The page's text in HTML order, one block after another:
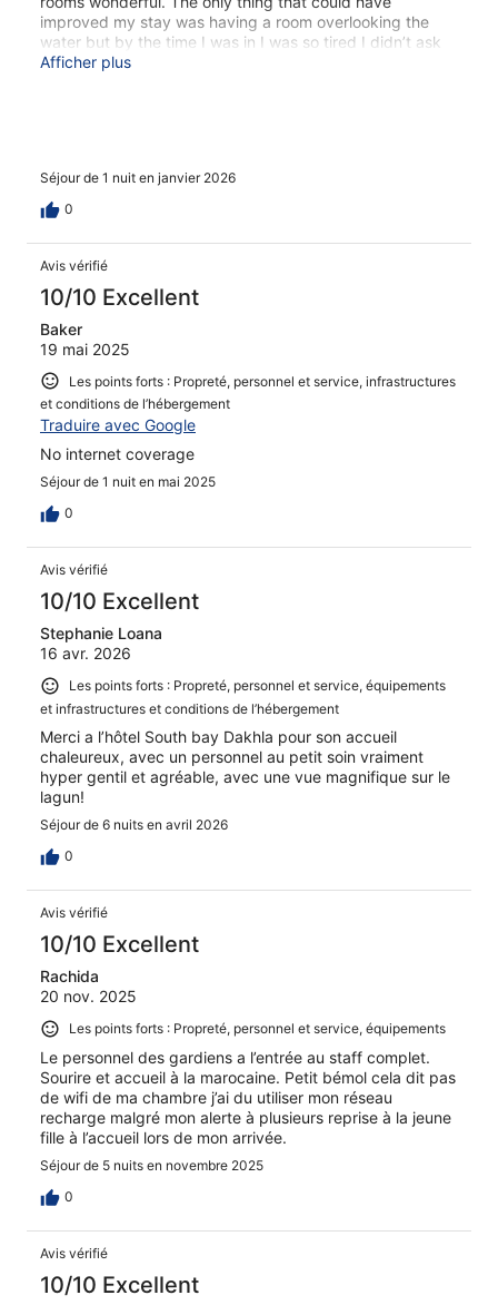
improved my stay was having a room overlooking the
water but by the time I was in I was so tired I didn’t ask
to change. I’d love to go back.
Afficher plus
Séjour de 1 nuit en janvier 2026
0
Avis vérifié
10/10 Excellent
Baker
19 mai 2025
Les points forts : Propreté, personnel et service, infrastructures
et conditions de l’hébergement
Traduire avec Google
No internet coverage
Séjour de 1 nuit en mai 2025
0
Avis vérifié
10/10 Excellent
Stephanie Loana
16 avr. 2026
Les points forts : Propreté, personnel et service, équipements
et infrastructures et conditions de l’hébergement
Merci a l’hôtel South bay Dakhla pour son accueil
chaleureux, avec un personnel au petit soin vraiment
hyper gentil et agréable, avec une vue magnifique sur le
lagun!
Séjour de 6 nuits en avril 2026
0
Avis vérifié
10/10 Excellent
Rachida
20 nov. 2025
Les points forts : Propreté, personnel et service, équipements
Le personnel des gardiens a l’entrée au staff complet.
Sourire et accueil à la marocaine. Petit bémol cela dit pas
de wifi de ma chambre j’ai du utiliser mon réseau
recharge malgré mon alerte à plusieurs reprise à la jeune
fille à l’accueil lors de mon arrivée.
Séjour de 5 nuits en novembre 2025
0
Avis vérifié
10/10 Excellent